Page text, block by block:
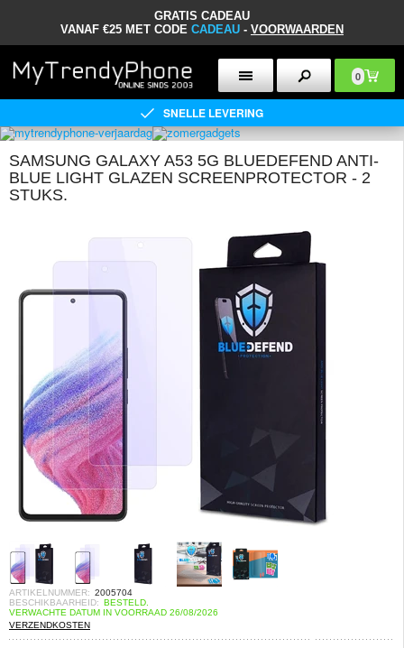
GRATIS CADEAU
VANAF €25 MET CODE CADEAU - VOORWAARDEN
0
SNELLE LEVERING
SAMSUNG GALAXY A53 5G BLUEDEFEND ANTI-
BLUE LIGHT GLAZEN SCREENPROTECTOR - 2
STUKS.
ARTIKELNUMMER: 2005704
BESCHIKBAARHEID: BESTELD.
VERWACHTE DATUM IN VOORRAAD 26/08/2026
VERZENDKOSTEN